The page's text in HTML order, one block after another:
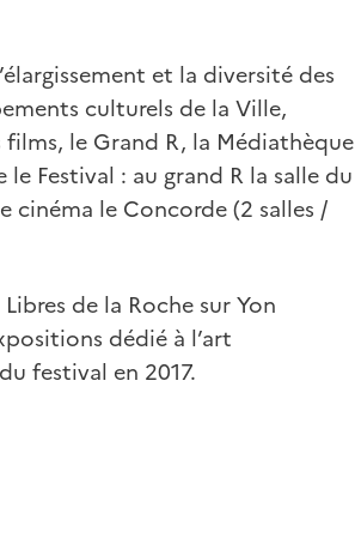
et la diversité des
culturels de la Ville,
le Grand R, la Médiathèque
Festival : au grand R la salle du
cinéma le Concorde (2 salles /
de la Roche sur Yon
dédié à l’art
festival en 2017.